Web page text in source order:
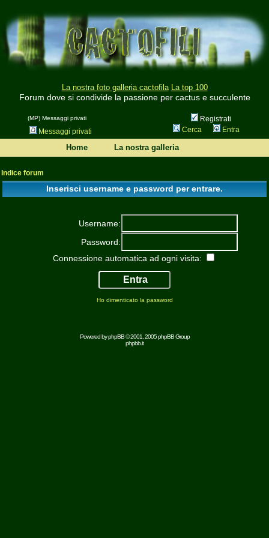
La nostra foto galleria cactofila La top 100
Forum dove si condivide la passione per cactus e succulente
(MP) Messaggi privati
Registrati
Messaggi privati
Cerca Entra
Home La nostra galleria
Indice forum
Inserisci username e password per entrare.
Username:
Password:
Connessione automatica ad ogni visita:
Ho dimenticato la password
Powered byphpBB© 2001, 2005 phpBB Group
phpbb.it